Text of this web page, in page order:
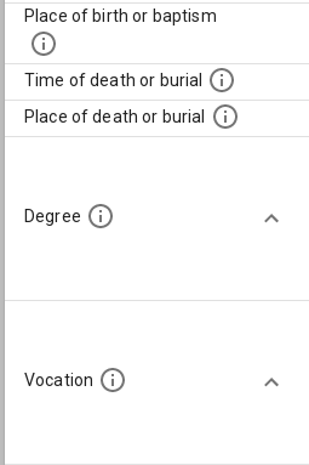
Place of birth or baptism
Time of death or burial
Place of death or burial
Degree
Vocation